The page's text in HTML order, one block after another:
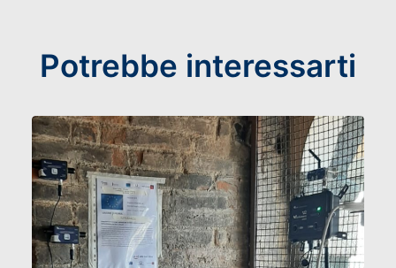
Potrebbe interessarti